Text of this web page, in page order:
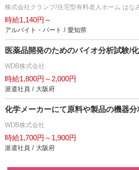
株式会社クランプ/住宅型有料老人ホーム はな
時給1,140円～
アルバイト・パート / 愛知県
医薬品開発のためのバイオ分析試験/
WDB株式会社
時給1,800円～2,000円
派遣社員 / 大阪府
化学メーカーにて原料や製品の機器
WDB株式会社
時給1,700円～1,900円
派遣社員 / 大阪府